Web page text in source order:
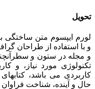
تحویل
لورم ایپسوم متن ساختگی
و با استفاده از طراحان
و مجله در ستون و
تکنولوژی مورد نیاز، و
کاربردی می باشد،
حال و آینده، شناخت